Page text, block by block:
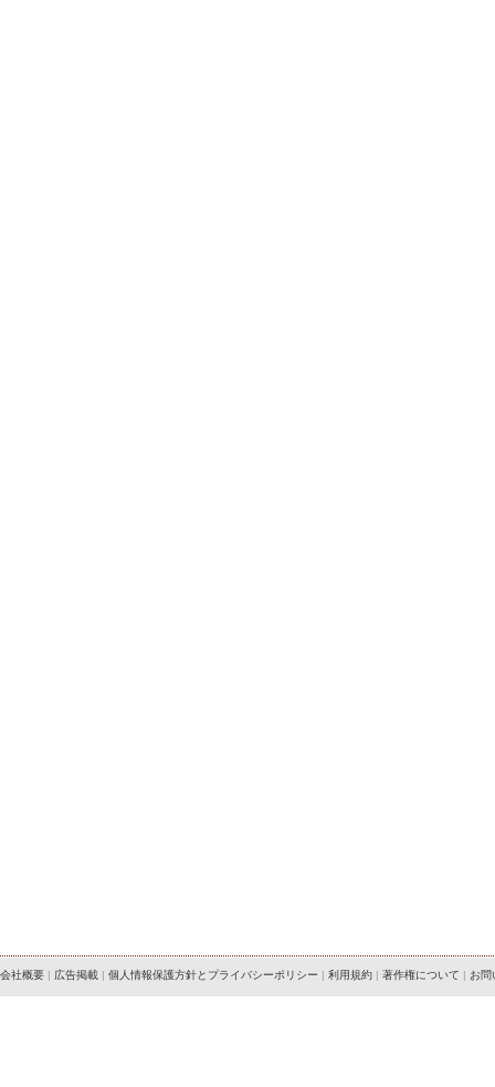
会社概要 | 広告掲載 | 個人情報保護方針とプライバシーポリシー | 利用規約 | 著作権について | お問